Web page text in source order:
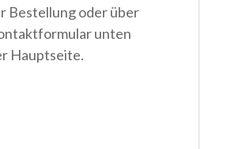
Bestellung oder über
unten
Hauptseite.